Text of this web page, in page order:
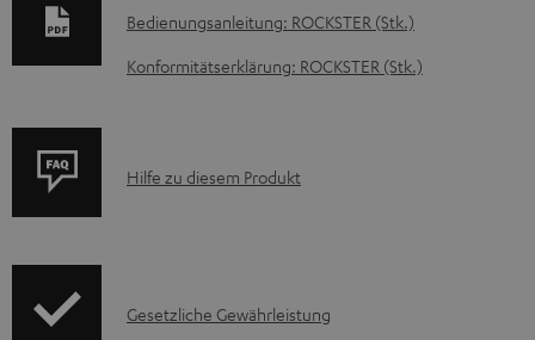
o
n
z
Bedienungsanleitung: ROCKSTER (Stk.)
Konformitätserklärung: ROCKSTER (Stk.)
P
u
Hilfe zu diesem Produkt
IGesetzliche Gewährleistung